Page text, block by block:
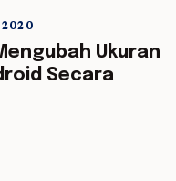
5 min read
2020
Ukuran
Secara